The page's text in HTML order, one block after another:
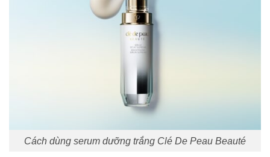
Cách dùng serum dưỡng trắng Clé De Peau Beauté